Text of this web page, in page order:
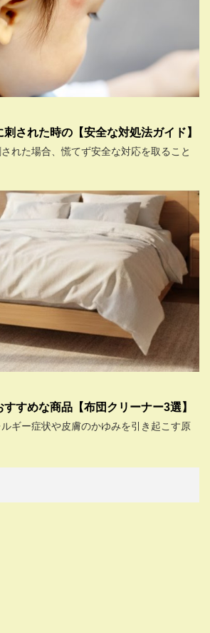
された時の【安全な対処法ガイド】
れた場合、慌てず安全な対応を取ること
すめな商品【布団クリーナー3選】
ギー症状や皮膚のかゆみを引き起こす原